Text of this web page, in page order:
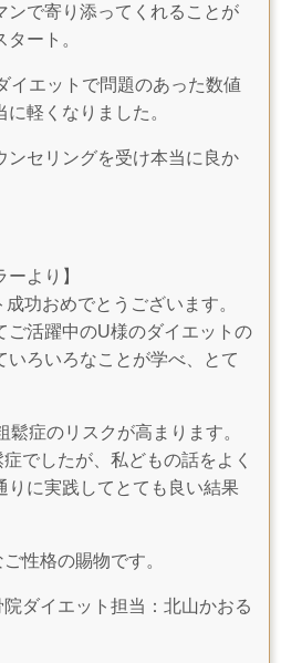
ンで寄り添ってくれることが
ート。
イエットで問題のあった数値
軽くなりました。
ンセリングを受け本当に良か
ーより】
功おめでとうございます。
ご活躍中のU様のダイエットの
いろいろなことが学べ、とて
症のリスクが高まります。
でしたが、私どもの話をよく
りに実践してとても良い結果
性格の賜物です。
ダイエット担当：北山かおる